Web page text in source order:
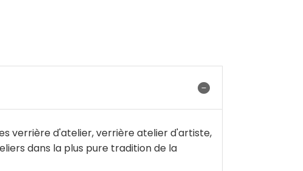
verrière d'atelier, verrière atelier d'artiste,
dans la plus pure tradition de la